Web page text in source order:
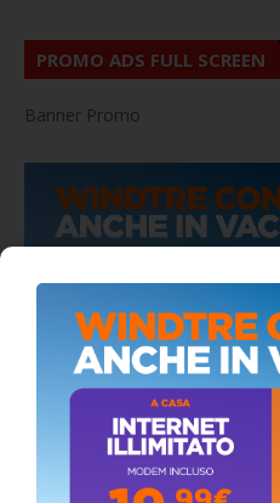
PROMO ADS FULL SCREEN
Banner Promo